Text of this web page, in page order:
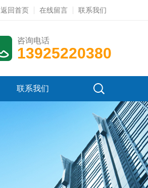
返回首页 在线留言 联系我们
咨询电话
13925220380
联系我们